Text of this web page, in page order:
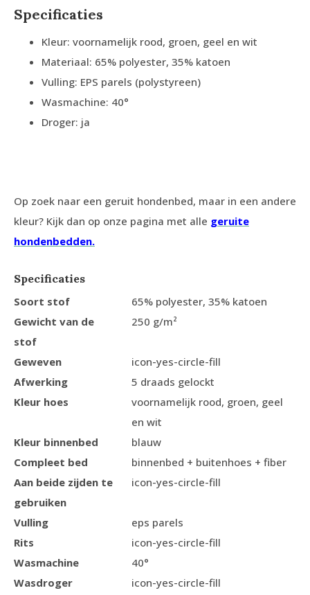
Specificaties
Kleur: voornamelijk rood, groen, geel en wit
Materiaal: 65% polyester, 35% katoen
Vulling: EPS parels (polystyreen)
Wasmachine: 40°
Droger: ja
Op zoek naar een geruit hondenbed, maar in een andere
kleur? Kijk dan op onze pagina met alle geruite
hondenbedden.
Specificaties
Soort stof
65% polyester, 35% katoen
Gewicht van de
stof
250 g/m²
Geweven
icon-yes-circle-fill
Afwerking
5 draads gelockt
Kleur hoes
voornamelijk rood, groen, geel
en wit
Kleur binnenbed
blauw
Compleet bed
binnenbed + buitenhoes + fiber
Aan beide zijden te
gebruiken
icon-yes-circle-fill
Vulling
eps parels
Rits
icon-yes-circle-fill
Wasmachine
40°
Wasdroger
icon-yes-circle-fill